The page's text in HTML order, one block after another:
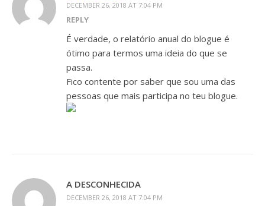
DECEMBER 26, 2018 AT 7:04 PM
REPLY
É verdade, o relatório anual do blogue é
ótimo para termos uma ideia do que se
passa.
Fico contente por saber que sou uma das
pessoas que mais participa no teu blogue.
A DESCONHECIDA
DECEMBER 26, 2018 AT 7:04 PM